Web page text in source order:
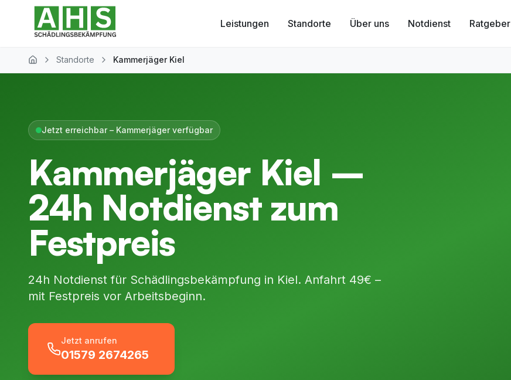
Zum Hauptinhalt springen
Leistungen
Standorte Über uns Notdienst Ratgeber
Home Standorte Kammerjäger Kiel
Jetzt erreichbar – Kammerjäger verfügbar
Kammerjäger Kiel –
24h Notdienst zum
Festpreis
24h Notdienst für Schädlingsbekämpfung in Kiel. Anfahrt 49€ –
mit Festpreis vor Arbeitsbeginn.
Jetzt anrufen
01579 2674265